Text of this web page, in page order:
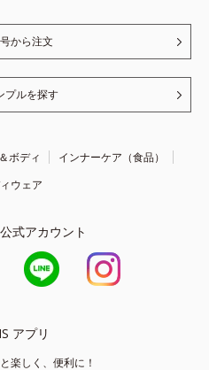
から注文
プルを探す
ボディ
インナーケア（食品）
ウェア
式アカウント
アプリ
楽しく、便利に！